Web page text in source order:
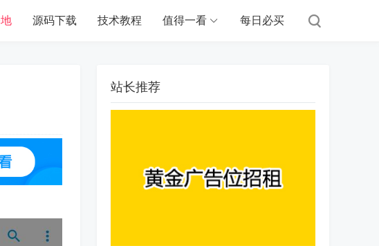
源码下载 技术教程 值得一看 每日必买
站长推荐